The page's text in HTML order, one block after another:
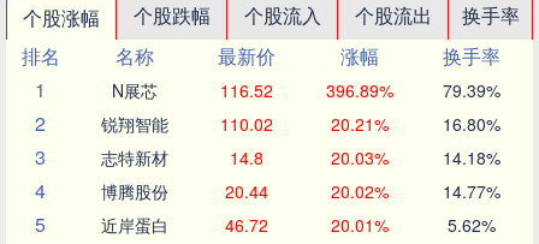
个股涨幅 个股跌幅 个股流入 个股流出
换手率
排名
名称 最新价 涨幅
换手率
1
N展芯 116.52 396.89% 79.39%
2 锐翔智能 110.02 20.21% 16.80%
3 志特新材 14.8 20.03% 14.18%
4 博腾股份 20.44 20.02% 14.77%
5 近岸蛋白 46.72 20.01% 5.62%